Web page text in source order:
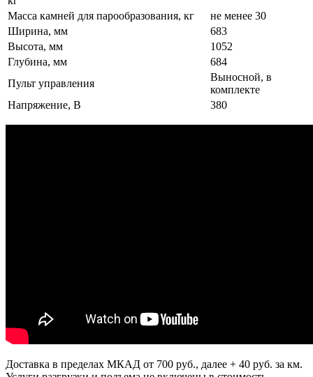
Масса камней для парообразования, кг
не менее 30
Ширина, мм
683
Высота, мм
1052
Глубина, мм
684
Пульт управления
Выносной, в
комплекте
Напряжение, В
380
Доставка в пределах МКАД от 700 руб., далее + 40 руб. за км.